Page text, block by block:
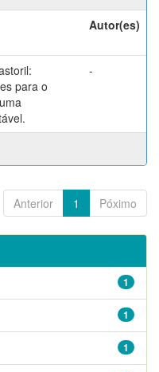
Autor(es)
para o
-
Anterior 1 Póximo
1
1
1